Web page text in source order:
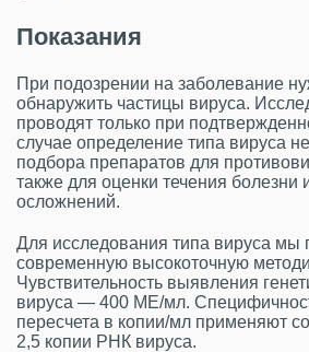
Показания
При подозрении на заболевание
обнаружить частицы вируса.
проводят только при
случае определение типа вируса
подбора препаратов для
также для оценки течения болезни
осложнений.
Для исследования типа вируса мы
современную высокоточную
Чувствительность выявления
вируса — 400 МЕ/мл.
пересчета в копии/мл применяют
2,5 копии РНК вируса.